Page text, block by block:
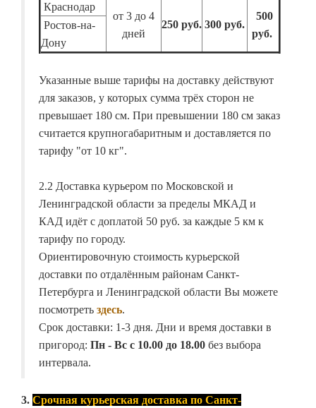
Краснодар
от 3 до 4
дней
250 руб. 300 руб.
500
руб.
Ростов-на-
Дону
Указанные выше тарифы на доставку действуют
для заказов, у которых сумма трёх сторон не
превышает 180 см. При превышении 180 см заказ
считается крупногабаритным и доставляется по
тарифу "от 10 кг".
2.2 Доставка курьером по Московской и
Ленинградской области за пределы МКАД и
КАД идёт с доплатой 50 руб. за каждые 5 км к
тарифу по городу.
Ориентировочную стоимость курьерской
доставки по отдалённым районам Санкт-
Петербурга и Ленинградской области Вы можете
посмотреть здесь.
Срок доставки: 1-3 дня. Дни и время доставки в
пригород: Пн - Вс с 10.00 до 18.00 без выбора
интервала.
3. Срочная курьерская доставка по Санкт-